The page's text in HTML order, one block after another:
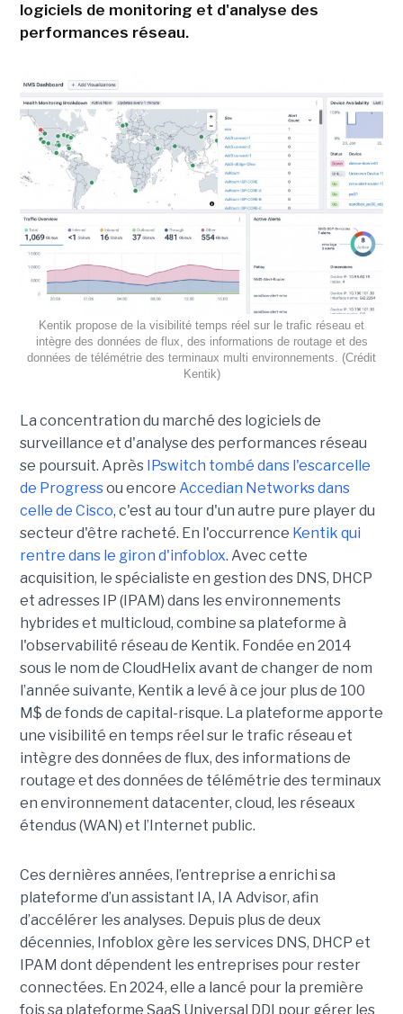
logiciels de monitoring et d'analyse des
performances réseau.
Kentik propose de la visibilité temps réel sur le trafic réseau et
intègre des données de flux, des informations de routage et des
données de télémétrie des terminaux multi environnements. (Crédit
Kentik)
La concentration du marché des logiciels de
surveillance et d'analyse des performances réseau
se poursuit. Après IPswitch tombé dans l'escarcelle
de Progressou encore Accedian Networks dans
celle de Cisco, c'est au tour d'un autre pure player du
secteur d'être racheté. En l'occurrence Kentik qui
rentre dans le giron d'infoblox. Avec cette
acquisition, le spécialiste en gestion des DNS, DHCP
et adresses IP (IPAM) dans les environnements
hybrides et multicloud, combine sa plateforme à
l'observabilité réseau de Kentik. Fondée en 2014
sous le nom de CloudHelix avant de changer de nom
l’année suivante, Kentik a levé à ce jour plus de 100
M$ de fonds de capital-risque. La plateforme apporte
une visibilité en temps réel sur le trafic réseau et
intègre des données de flux, des informations de
routage et des données de télémétrie des terminaux
en environnement datacenter, cloud, les réseaux
étendus (WAN) et l’Internet public.
Ces dernières années, l’entreprise a enrichi sa
plateforme d’un assistant IA, IA Advisor, afin
d’accélérer les analyses. Depuis plus de deux
décennies, Infoblox gère les services DNS, DHCP et
IPAM dont dépendent les entreprises pour rester
connectées. En 2024, elle a lancé pour la première
fois sa plateforme SaaS Universal DDI pour gérer les